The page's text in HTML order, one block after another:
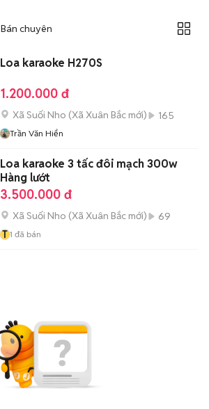
Bán chuyên
Loa karaoke H270S
1.200.000 đ
Xã Suối Nho (Xã Xuân Bắc mới) 165
Trần Văn Hiển
Loa karaoke 3 tấc đôi mạch 300w
Hàng lướt
3.500.000 đ
Xã Suối Nho (Xã Xuân Bắc mới)
69
T 1 đã bán